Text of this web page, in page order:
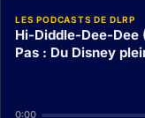
LES PODCASTS DE DLRP
Hi-Diddle-Dee-Dee
Pas : Du Disney
0:00